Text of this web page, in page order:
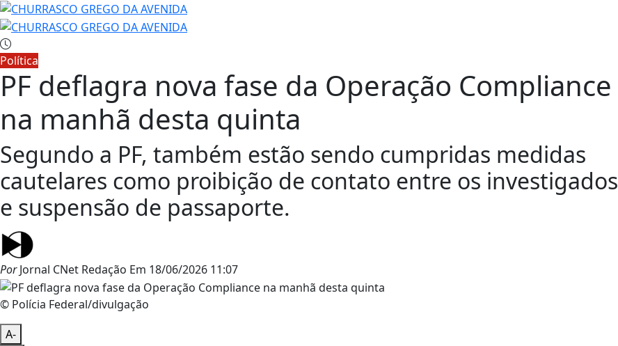
Política
PF deflagra nova fase da Operação Compliance
na manhã desta quinta
Segundo a PF, também estão sendo cumpridas medidas
cautelares como proibição de contato entre os investigados
e suspensão de passaporte.
PorJornal CNet Redação Em 18/06/2026 11:07
© Polícia Federal/divulgação
A-